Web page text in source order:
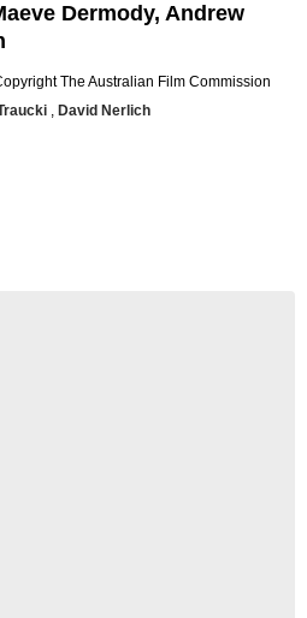
Dermody, Andrew
The Australian Film Commission
, David Nerlich